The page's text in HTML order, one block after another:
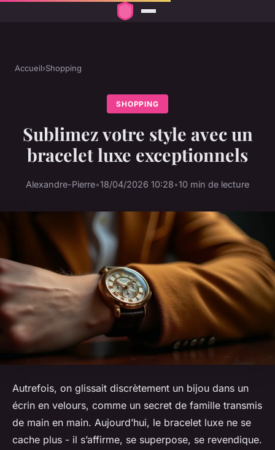
Accueil›Shopping
SHOPPING
Sublimez votre style avec un
bracelet luxe exceptionnels
Alexandre-Pierre•18/04/2026 10:28•10 min de lecture
Autrefois, on glissait discrètement un bijou dans un
écrin en velours, comme un secret de famille transmis
de main en main. Aujourd’hui, le bracelet luxe ne se
cache plus - il s’affirme, se superpose, se revendique.